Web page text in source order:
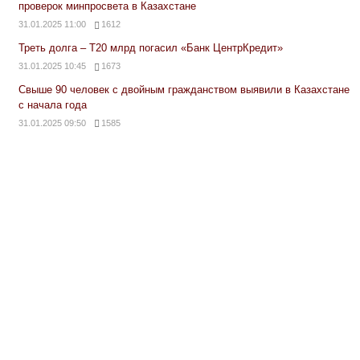
проверок минпросвета в Казахстане
31.01.2025 11:00 1612
Треть долга – Т20 млрд погасил «Банк ЦентрКредит»
31.01.2025 10:45 1673
Свыше 90 человек с двойным гражданством выявили в Казахстане
с начала года
31.01.2025 09:50 1585